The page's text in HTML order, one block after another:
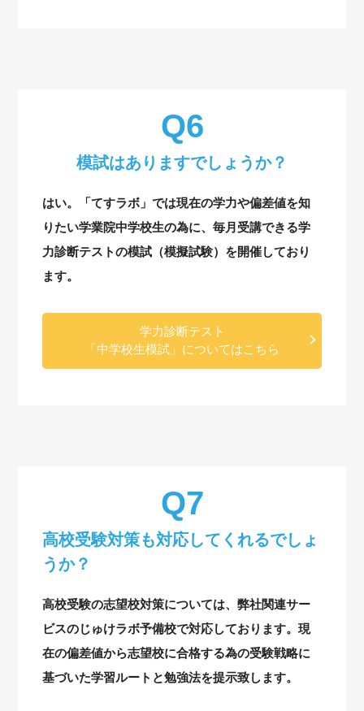
模試はありますでしょうか？
はい。「てすラボ」では現在の学力や偏差値を知
りたい学業院中学校生の為に、毎月受講できる学
力診断テストの模試（模擬試験）を開催しており
ます。
学力診断テスト
「中学校生模試」についてはこちら
高校受験対策も対応してくれるでしょ
うか？
高校受験の志望校対策については、弊社関連サー
ビスのじゅけラボ予備校で対応しております。現
在の偏差値から志望校に合格する為の受験戦略に
基づいた学習ルートと勉強法を提示致します。